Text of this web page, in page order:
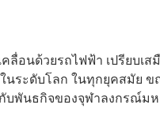
อนด้วยรถไฟฟ้า เปรียบเ
นระดับโลก ในทุกยุคสมัย
บพันธกิจของจุฬาลงกรณ์ม